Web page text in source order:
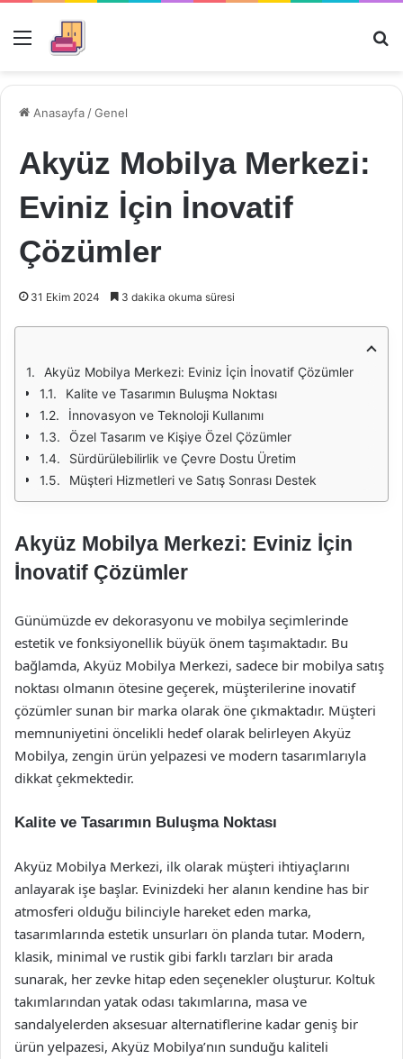
Menü
Anasayfa /Genel
Akyüz Mobilya Merkezi:
Eviniz İçin İnovatif
Çözümler
31 Ekim 2024 3 dakika okuma süresi
Akyüz Mobilya Merkezi: Eviniz İçin İnovatif Çözümler
Kalite ve Tasarımın Buluşma Noktası
İnnovasyon ve Teknoloji Kullanımı
Özel Tasarım ve Kişiye Özel Çözümler
Sürdürülebilirlik ve Çevre Dostu Üretim
Müşteri Hizmetleri ve Satış Sonrası Destek
Akyüz Mobilya Merkezi: Eviniz İçin
İnovatif Çözümler
Günümüzde ev dekorasyonu ve mobilya seçimlerinde
estetik ve fonksiyonellik büyük önem taşımaktadır. Bu
bağlamda, Akyüz Mobilya Merkezi, sadece bir mobilya satış
noktası olmanın ötesine geçerek, müşterilerine inovatif
çözümler sunan bir marka olarak öne çıkmaktadır. Müşteri
memnuniyetini öncelikli hedef olarak belirleyen Akyüz
Mobilya, zengin ürün yelpazesi ve modern tasarımlarıyla
dikkat çekmektedir.
Kalite ve Tasarımın Buluşma Noktası
Akyüz Mobilya Merkezi, ilk olarak müşteri ihtiyaçlarını
anlayarak işe başlar. Evinizdeki her alanın kendine has bir
atmosferi olduğu bilinciyle hareket eden marka,
tasarımlarında estetik unsurları ön planda tutar. Modern,
klasik, minimal ve rustik gibi farklı tarzları bir arada
sunarak, her zevke hitap eden seçenekler oluşturur. Koltuk
takımlarından yatak odası takımlarına, masa ve
sandalyelerden aksesuar alternatiflerine kadar geniş bir
ürün yelpazesi, Akyüz Mobilya’nın sunduğu kaliteli